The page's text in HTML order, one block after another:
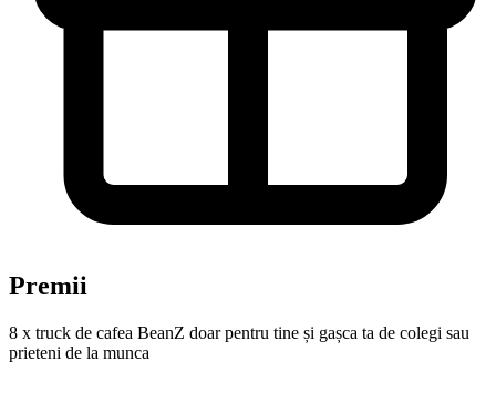
Premii
8 x truck de cafea BeanZ doar pentru tine și gașca ta de colegi sau
prieteni de la munca